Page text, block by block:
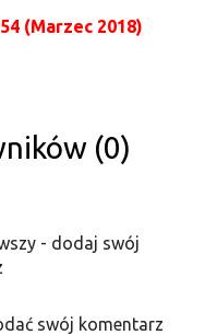
(Marzec 2018)
(0)
- dodaj swój
swój komentarz